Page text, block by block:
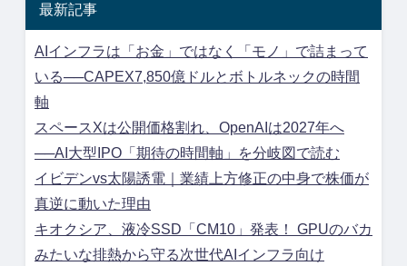
最新記事
AIインフラは「お金」ではなく「モノ」で詰まって
いる──CAPEX7,850億ドルとボトルネックの時間
軸
スペースXは公開価格割れ、OpenAIは2027年へ
──AI大型IPO「期待の時間軸」を分岐図で読む
イビデンvs太陽誘電｜業績上方修正の中身で株価が
真逆に動いた理由
キオクシア、液冷SSD「CM10」発表！ GPUのバカ
みたいな排熱から守る次世代AIインフラ向け